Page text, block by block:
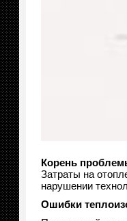
Корень
Затраты на
нарушении
Ошибки